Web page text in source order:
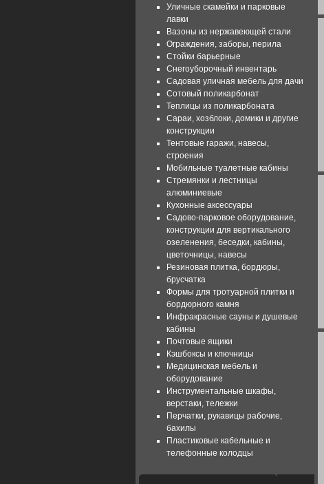
Уличные скамейки и парковые
лавки
Вазоны из нержавеющей стали
Ограждения, заборы, перила
Стойки барьерные
Снегоуборочный инвентарь
Садовая уличная мебель для дачи
Сотовый поликарбонат
Теплицы из поликарбоната
Сараи, хозблоки, домики и другие
конструкции
Тентовые гаражи, навесы,
строения
Мобильные туалетные кабины
Стремянки и лестницы
алюминиевые
Кухонные аксессуары
Садово-парковое оборудование,
конструкции для вертикального
озеленения, беседки, кабины,
цветочницы, навесы
Резиновая плитка, бордюры,
брусчатка
Формы для тротуарной плитки и
бордюрного камня
Инфракрасные сауны и душевые
кабины
Почтовые ящики
Кэшбоксы и ключницы
Медицинская мебель и
оборудование
Инструментальные шкафы,
верстаки, тележки
Перчатки, рукавицы рабочие,
бахилы
Пластиковые кабельные и
телефонные колодцы